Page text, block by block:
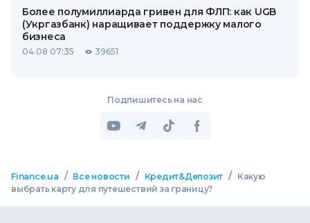
Более полумиллиарда гривен для ФЛП: как UGB
(Укргазбанк) наращивает поддержку малого
бизнеса
04.08 07:35 39651
Подпишитесь на нас
Finance.ua / Все новости / Кредит&Депозит /
Какую
выбрать карту для путешествий за границу?